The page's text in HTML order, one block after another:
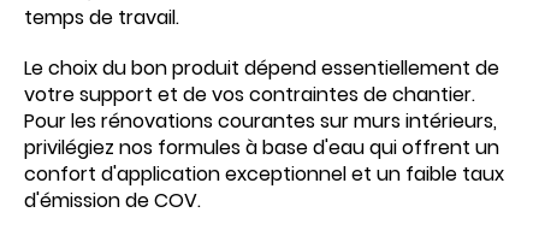
temps de travail.
Le choix du bon produit dépend essentiellement de
votre support et de vos contraintes de chantier.
Pour les rénovations courantes sur murs intérieurs,
privilégiez nos formules à base d'eau qui offrent un
confort d'application exceptionnel et un faible taux
d'émission de COV.